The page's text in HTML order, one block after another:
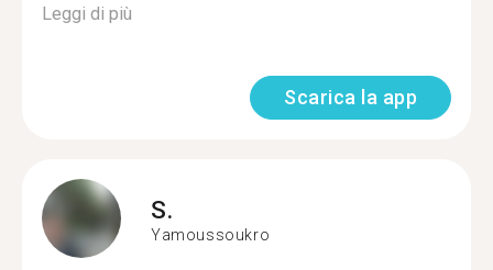
Leggi di più
Scarica la app
S.
Yamoussoukro